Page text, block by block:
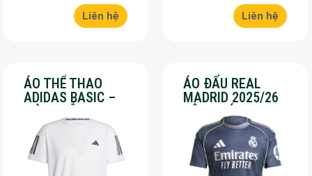
Liên hệ Liên hệ
ÁO THỂ THAO
ADIDAS BASIC –
MÀU TRẮNG – SALE
70%
ÁO ĐẤU REAL
MADRID 2025/26
SÂN KHÁCH – SALE
50%